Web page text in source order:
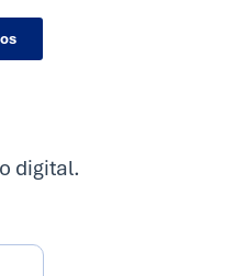
digital.